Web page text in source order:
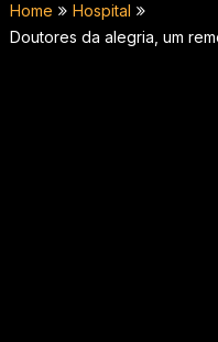
Home
Hospital
Doutores da alegria, um